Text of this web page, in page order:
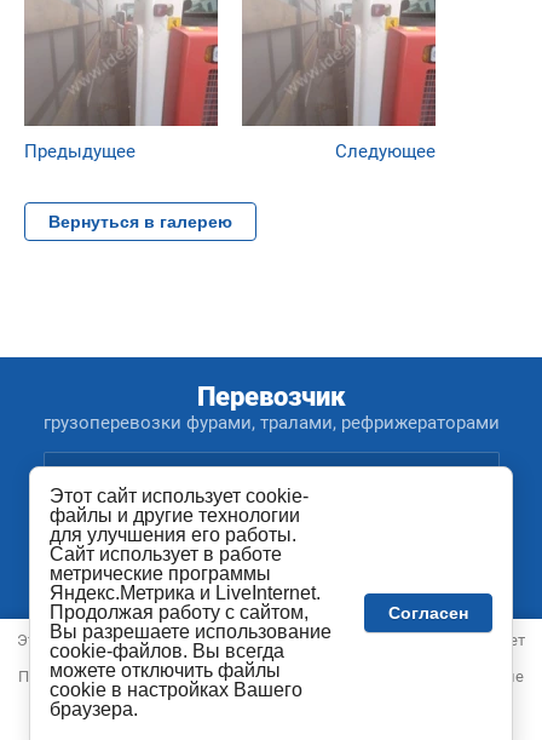
Предыдущее Следующее
Вернуться в галерею
Перевозчик
грузоперевозки фурами, тралами, рефрижераторами
8 (800) 200-45-84
8 (3952) 434-585
Copyright © 2020 - 2026
Политика конфиденциальности
Этот сайт использует файлы cookie и метаданные. Сайт использует
метрические программы Яндекс.Метрика и LiveInternet и др.
Продолжая просматривать его, вы соглашаетесь на использование
нами файлов cookie и метаданных в соответствии с
Этот сайт использует cookie-
файлы и другие технологии
для улучшения его работы.
Сайт использует в работе
метрические программы
Яндекс.Метрика и LiveInternet.
Продолжая работу с сайтом,
Вы разрешаете использование
cookie-файлов. Вы всегда
можете отключить файлы
cookie в настройках Вашего
браузера.
Согласен